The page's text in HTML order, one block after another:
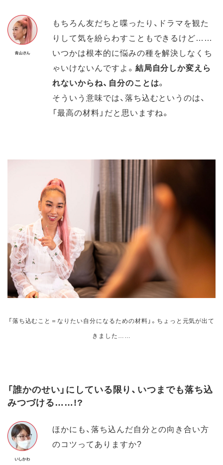
もちろん友だちと喋ったり、ドラマを観た
りして気を紛らわすこともできるけど……
いつかは根本的に悩みの種を解決しなくち
ゃいけないんですよ。 結局自分しか変えら
れないからね、自分のことは。
そういう意味では、落ち込むというのは、
「最高の材料」だと思いますね。
「落ち込むこと＝なりたい自分になるための材料」。ちょっと元気が出て
きました……
「誰かのせい」にしている限り、いつまでも落ち込
みつづける……!?
ほかにも、落ち込んだ自分との向き合い方
のコツってありますか?